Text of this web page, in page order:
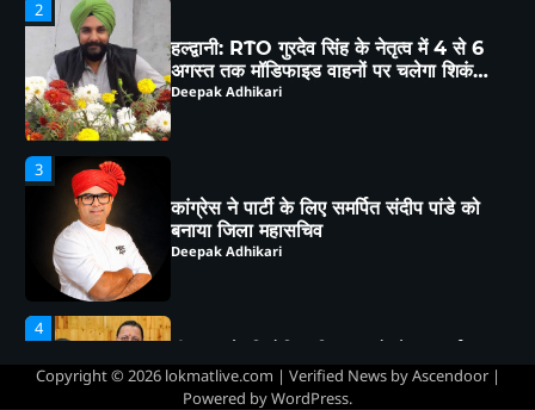
कांग्रेस ने पार्टी के लिए समर्पित संदीप पांडे को
बनाया जिला महासचिव
Deepak Adhikari
भीमताल के नियोजित विकास को लेकर दर्जा
राज्यमंत्री भावना मेहरा ने मुख्यमंत्री को सौंपा
5
“कल का कालाढूंगी कैसा हो” विषय पर हुआ
व्यापक मंथन
Deepak Adhikari
Copyright © 2026 lokmatlive.com | Verified News byAscendoor|
Powered byWordPress.